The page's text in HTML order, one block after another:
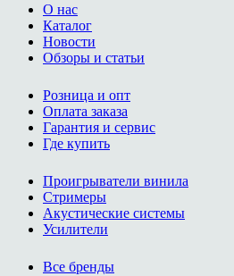
О нас
Каталог
Новости
Обзоры и статьи
Розница и опт
Оплата заказа
Гарантия и сервис
Где купить
Проигрыватели винила
Стримеры
Акустические системы
Усилители
Все бренды